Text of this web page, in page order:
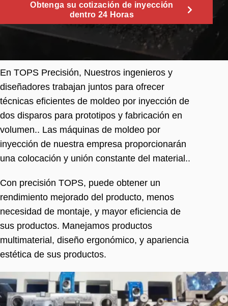
Obtenga su cotización de inyección
dentro 24 Horas
En TOPS Precisión, Nuestros ingenieros y
diseñadores trabajan juntos para ofrecer
técnicas eficientes de moldeo por inyección de
dos disparos para prototipos y fabricación en
volumen.. Las máquinas de moldeo por
inyección de nuestra empresa proporcionarán
una colocación y unión constante del material..
Con precisión TOPS, puede obtener un
rendimiento mejorado del producto, menos
necesidad de montaje, y mayor eficiencia de
sus productos. Manejamos productos
multimaterial, diseño ergonómico, y apariencia
estética de sus productos.